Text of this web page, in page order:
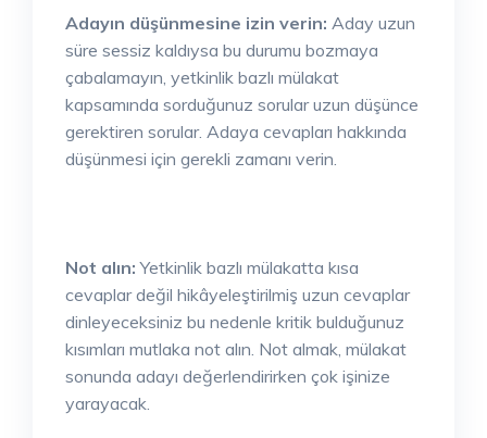
Adayın düşünmesine izin verin: Aday uzun
süre sessiz kaldıysa bu durumu bozmaya
çabalamayın, yetkinlik bazlı mülakat
kapsamında sorduğunuz sorular uzun düşünce
gerektiren sorular. Adaya cevapları hakkında
düşünmesi için gerekli zamanı verin.
Not alın:Yetkinlik bazlı mülakatta kısa
cevaplar değil hikâyeleştirilmiş uzun cevaplar
dinleyeceksiniz bu nedenle kritik bulduğunuz
kısımları mutlaka not alın. Not almak, mülakat
sonunda adayı değerlendirirken çok işinize
yarayacak.